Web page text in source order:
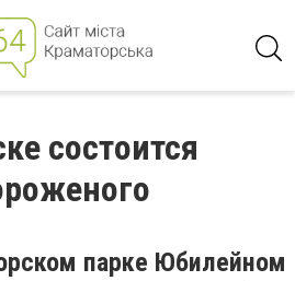
состоится
парке Юбилейном